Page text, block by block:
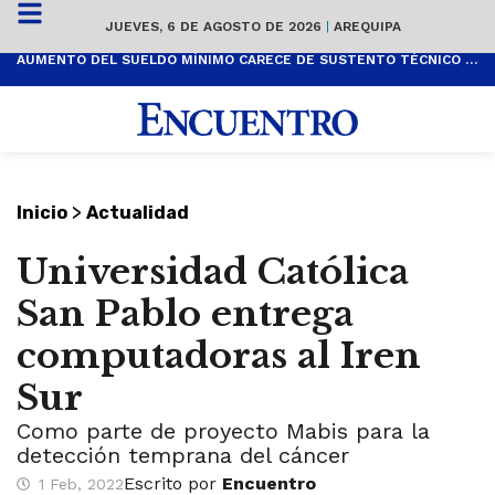
JUEVES, 6 DE AGOSTO DE 2026 | AREQUIPA
AUMENTO DEL SUELDO MÍNIMO CARECE DE SUSTENTO TÉCNICO Y ES POPULISTA
Inicio > Actualidad
Universidad Católica
San Pablo entrega
computadoras al Iren
Sur
Como parte de proyecto Mabis para la
detección temprana del cáncer
1 Feb, 2022Escrito por Encuentro